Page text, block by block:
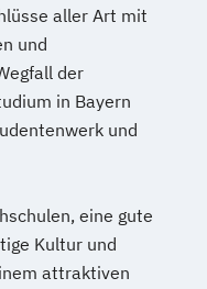
aller Art mit
und
der
in Bayern
und
eine gute
Kultur und
attraktiven